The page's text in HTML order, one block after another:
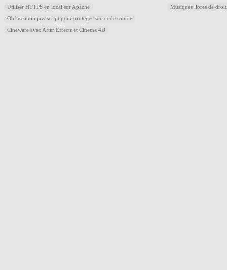
Utiliser HTTPS en local sur Apache
Obfuscation javascript pour protéger son code source
Cineware avec After Effects et Cinema 4D
Musiques libres de